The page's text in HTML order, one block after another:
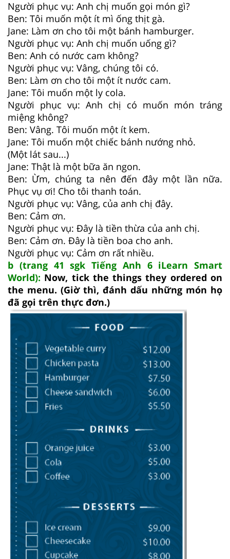
Người phục vụ: Anh chị muốn gọi món gì?
Ben: Tôi muốn một ít mì ống thịt gà.
Jane: Làm ơn cho tôi một bánh hamburger.
Người phục vụ: Anh chị muốn uống gì?
Ben: Anh có nước cam không?
Người phục vụ: Vâng, chúng tôi có.
Ben: Làm ơn cho tôi một ít nước cam.
Jane: Tôi muốn một ly cola.
Người phục vụ: Anh chị có muốn món tráng
miệng không?
Ben: Vâng. Tôi muốn một ít kem.
Jane: Tôi muốn một chiếc bánh nướng nhỏ.
(Một lát sau...)
Jane: Thật là một bữa ăn ngon.
Ben: Ừm, chúng ta nên đến đây một lần nữa.
Phục vụ ơi! Cho tôi thanh toán.
Người phục vụ: Vâng, của anh chị đây.
Ben: Cảm ơn.
Người phục vụ: Đây là tiền thừa của anh chị.
Ben: Cảm ơn. Đây là tiền boa cho anh.
Người phục vụ: Cảm ơn rất nhiều.
b (trang 41 sgk Tiếng Anh 6 iLearn Smart
World): Now, tick the things they ordered on
the menu. (Giờ thì, đánh dấu những món họ
đã gọi trên thực đơn.)